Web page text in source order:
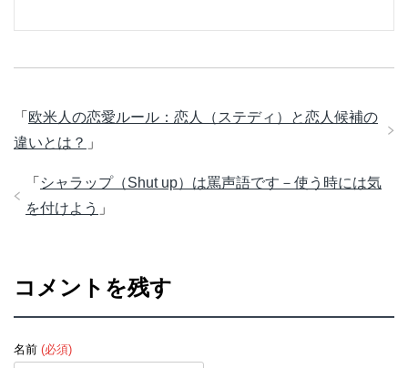
「 欧米人の恋愛ルール：恋人（ステディ）と恋人候補の
違いとは？ 」
「 シャラップ（Shut up）は罵声語です－使う時には気
を付けよう 」
コメントを残す
名前 (必須)